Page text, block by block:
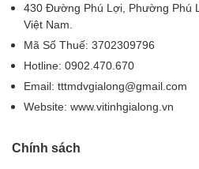
430 Đường Phú Lợi, Phường Phú
Việt Nam.
Mã Số Thuế: 3702309796
Hotline: 0902.470.670
Email: tttmdvgialong@gmail.com
Website: www.vitinhgialong.vn
Chính sách